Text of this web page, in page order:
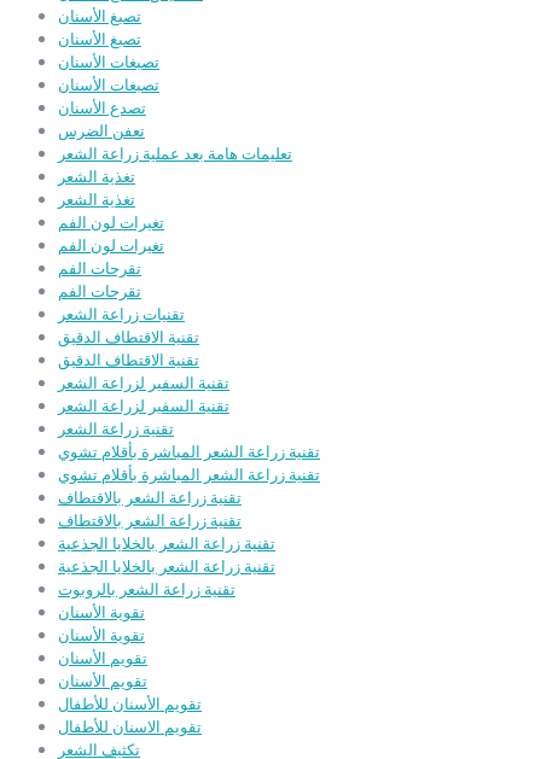
تصبغ الأسنان
تصبغ الأسنان
تصبغات الأسنان
تصبغات الأسنان
تصدع الأسنان
تعفن الضرس
تعليمات هامة بعد عملية زراعة الشعر
تغذية الشعر
تغذية الشعر
تغيرات لون الفم
تغيرات لون الفم
تقرحات الفم
تقرحات الفم
تقنيات زراعة الشعر
تقنية الاقتطاف الدقيق
تقنية الاقتطاف الدقيق
تقنية السفير لزراعة الشعر
تقنية السفير لزراعة الشعر
تقنية زراعة الشعر
تقنية زراعة الشعر المباشرة بأقلام تشوي
تقنية زراعة الشعر المباشرة بأقلام تشوي
تقنية زراعة الشعر بالاقتطاف
تقنية زراعة الشعر بالاقتطاف
تقنية زراعة الشعر بالخلايا الجذعية
تقنية زراعة الشعر بالخلايا الجذعية
تقنية زراعة الشعر بالروبوت
تقوية الأسنان
تقوية الأسنان
تقويم الأسنان
تقويم الأسنان
تقويم الأسنان للأطفال
تقويم الاسنان للأطفال
تكثيف الشعر